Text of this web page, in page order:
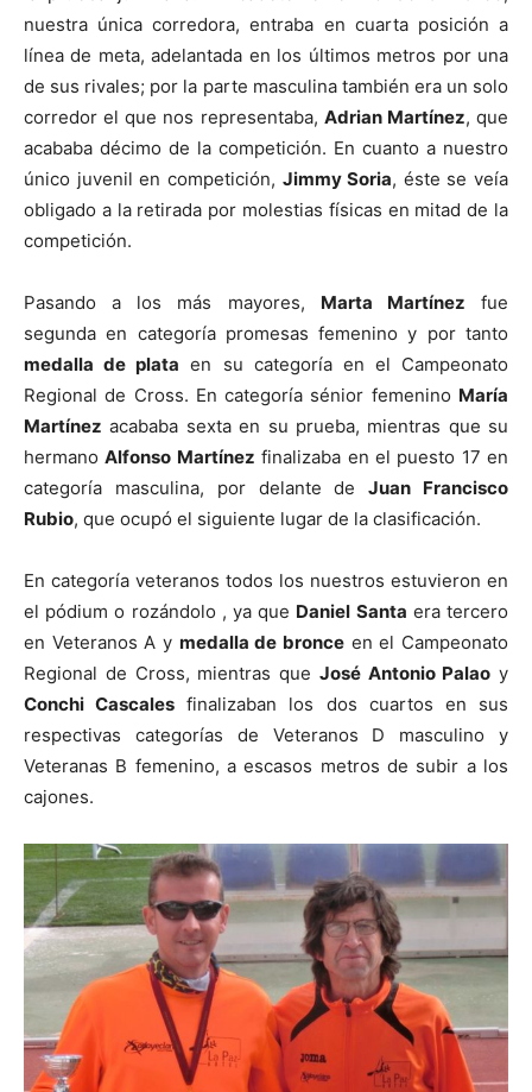
nuestra única corredora, entraba en cuarta posición a
línea de meta, adelantada en los últimos metros por una
de sus rivales; por la parte masculina también era un solo
corredor el que nos representaba, Adrian Martínez, que
acababa décimo de la competición. En cuanto a nuestro
único juvenil en competición, Jimmy Soria, éste se veía
obligado a la retirada por molestias físicas en mitad de la
competición.
Pasando a los más mayores, Marta Martínez fue
segunda en categoría promesas femenino y por tanto
medalla de plata en su categoría en el Campeonato
Regional de Cross. En categoría sénior femenino María
Martínez acababa sexta en su prueba, mientras que su
hermanoAlfonso Martínez finalizaba en el puesto 17 en
categoría masculina, por delante deJuan Francisco
Rubio, que ocupó el siguiente lugar de la clasificación.
En categoría veteranos todos los nuestros estuvieron en
el pódium o rozándolo , ya que Daniel Santa era tercero
en Veteranos A y medalla de bronce en el Campeonato
Regional de Cross, mientras que José Antonio Palao y
Conchi Cascales finalizaban los dos cuartos en sus
respectivas categorías de Veteranos D masculino y
Veteranas B femenino, a escasos metros de subir a los
cajones.